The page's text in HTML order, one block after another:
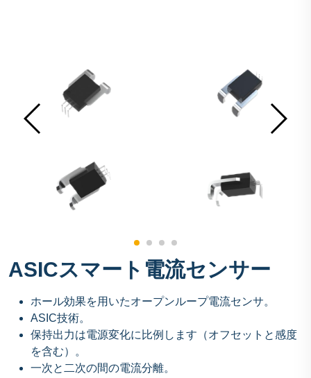
ASICスマート電流センサー
ホール効果を用いたオープンループ電流センサ。
ASIC技術。
保持出力は電源変化に比例します（オフセットと感度
を含む）。
一次と二次の間の電流分離。